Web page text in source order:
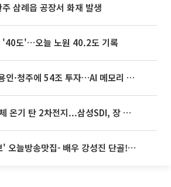
삼례읍 공장서 화재 발생
'40도'…오늘 노원 40.2도 기록
SK하이닉스, 용인·청주에 54조 투자…AI 메모리 생산기지 키운다
[특징주] 반도체 온기 탄 2차전지...삼성SDI, 장 초반 7% 넘게 껑충
'2TV 생생정보' 오늘방송맛집- 배우 강성진 단골! 쌀국수ㆍ푸팟퐁 커리 맛집 '블○○○'